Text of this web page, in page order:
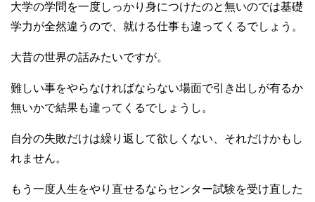
大学の学問を一度しっかり身につけたのと無いのでは基礎
学力が全然違うので、就ける仕事も違ってくるでしょう。
大昔の世界の話みたいですが。
難しい事をやらなければならない場面で引き出しが有るか
無いかで結果も違ってくるでしょうし。
自分の失敗だけは繰り返して欲しくない、それだけかもし
れません。
もう一度人生をやり直せるならセンター試験を受け直した